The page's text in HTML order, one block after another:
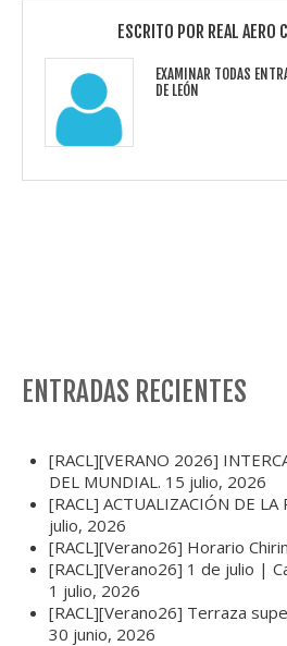
ESCRITO POR REAL AERO
EXAMINAR TODAS
DE LEÓN
ENTRADAS RECIENTES
[RACL][VERANO 2026]
DEL MUNDIAL. 15 julio, 2026
[RACL] ACTUALIZACIÓN DE LA
julio, 2026
[RACL][Verano26] Horario
[RACL][Verano26] 1 de julio |
1 julio, 2026
[RACL][Verano26] Terraza
30 junio, 2026